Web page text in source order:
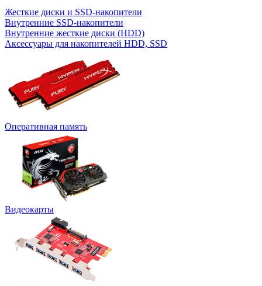
Жесткие диски и SSD-накопители
Внутренние SSD-накопители
Внутренние жесткие диски (HDD)
Аксессуары для накопителей HDD, SSD
Оперативная память
Видеокарты